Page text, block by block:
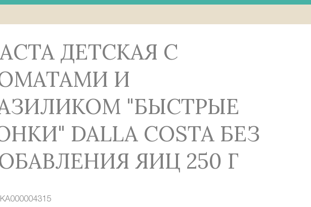
И
"БЫСТРЫЕ
DALLA COSTA БЕЗ
ЯИЦ 250 Г
КА000004315